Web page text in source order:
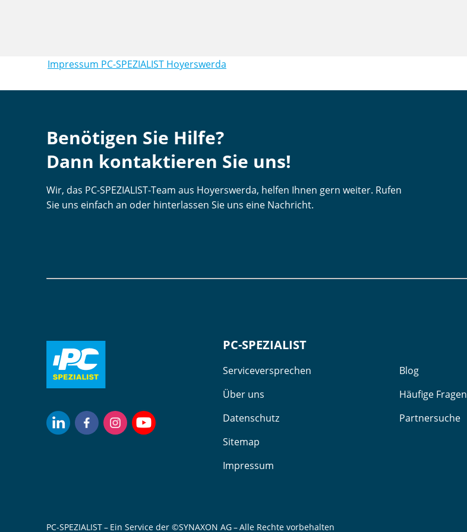
Impressum PC-SPEZIALIST Hoyerswerda
Benötigen Sie Hilfe?
Dann kontaktieren Sie uns!
Wir, das PC-SPEZIALIST-Team aus Hoyerswerda, helfen Ihnen gern weiter. Rufen
Sie uns einfach an oder hinterlassen Sie uns eine Nachricht.
PC-SPEZIALIST
Serviceversprechen
Über uns
Datenschutz
Sitemap
Impressum
Blog
Häufige Fragen
Partnersuche
PC-SPEZIALIST – Ein Service der ©SYNAXON AG – Alle Rechte vorbehalten